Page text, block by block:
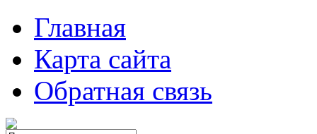
Главная
Карта сайта
Обратная связь